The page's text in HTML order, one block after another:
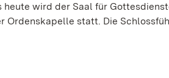
wird der Saal für
Ordenskapelle statt. Die